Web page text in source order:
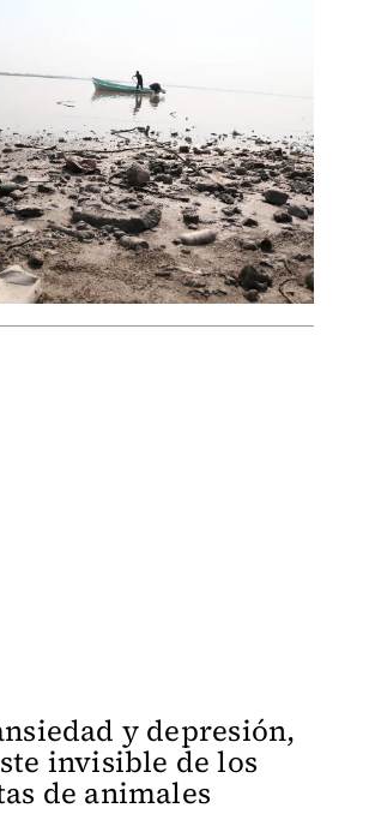
y depresión,
invisible de los
de animales